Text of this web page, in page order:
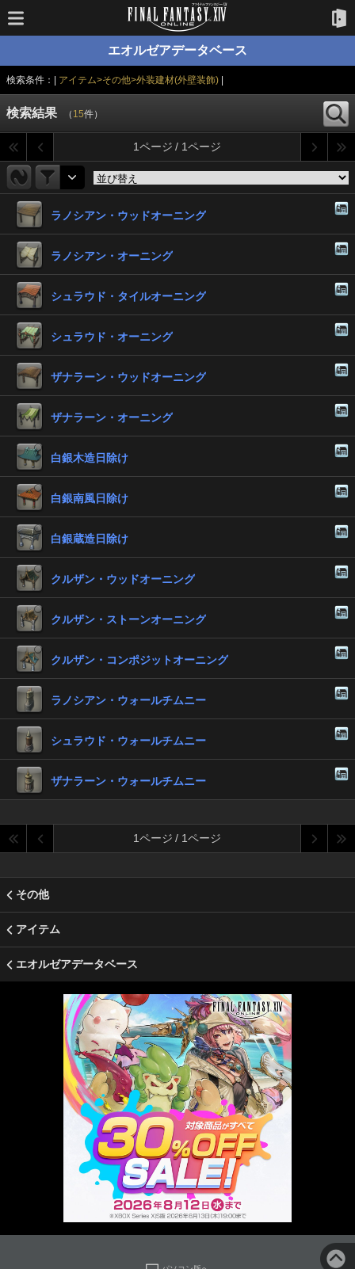
エオルゼアデータベース
検索条件：| アイテム>その他>外装建材(外壁装飾)|
検索結果 （ 15件）
1ページ / 1ページ
ラノシアン・ウッドオーニング
ラノシアン・オーニング
シュラウド・タイルオーニング
シュラウド・オーニング
ザナラーン・ウッドオーニング
ザナラーン・オーニング
白銀木造日除け
白銀南風日除け
白銀蔵造日除け
クルザン・ウッドオーニング
クルザン・ストーンオーニング
クルザン・コンポジットオーニング
ラノシアン・ウォールチムニー
シュラウド・ウォールチムニー
ザナラーン・ウォールチムニー
1ページ / 1ページ
その他
アイテム
エオルゼアデータベース